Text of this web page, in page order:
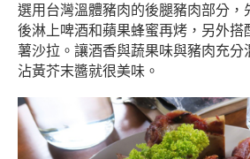
選用台灣溫體豬肉的後腿豬肉部分，
後淋上啤酒和蘋果蜂蜜再烤，另外搭
薯沙拉。讓酒香與蔬果味與豬肉充分
沾黃芥末醬就很美味。